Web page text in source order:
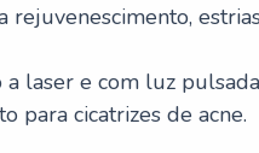
rejuvenescimento,
a laser e com luz
para cicatrizes de acne.